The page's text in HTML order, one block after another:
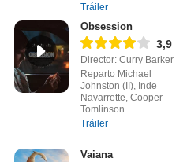
Tráiler
Obsession
3,9
Director: Curry Barker
Reparto Michael
Johnston (II), Inde
Navarrette, Cooper
Tomlinson
Tráiler
Vaiana